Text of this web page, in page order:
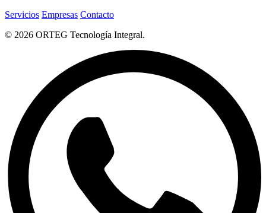
Servicios Empresas Contacto
© 2026 ORTEG Tecnología Integral.